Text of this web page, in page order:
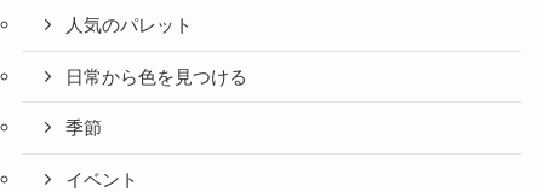
人気のパレット
日常から色を見つける
季節
イベント